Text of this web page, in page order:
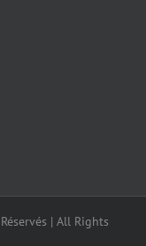
| All Rights